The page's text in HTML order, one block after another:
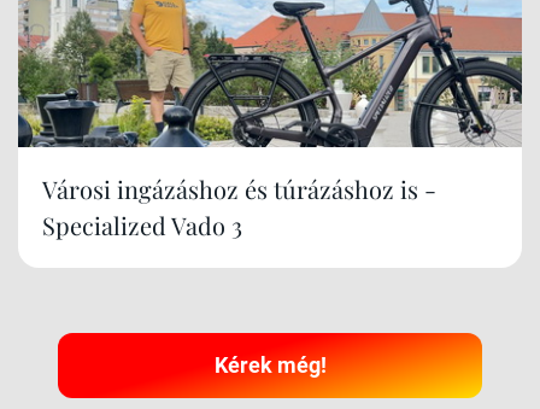
Városi ingázáshoz és túrázáshoz is -
Specialized Vado 3
Kérek még!